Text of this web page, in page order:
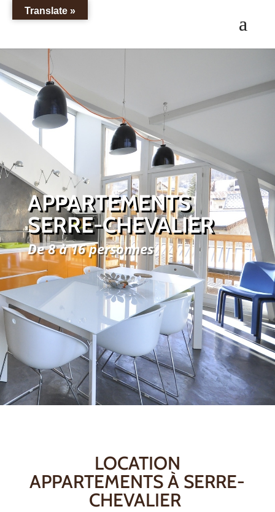
APPARTEMENTS
SERRE-CHEVALIER
De 8 à 16 personnes
LOCATION
APPARTEMENTS À SERRE-
CHEVALIER
Translate »